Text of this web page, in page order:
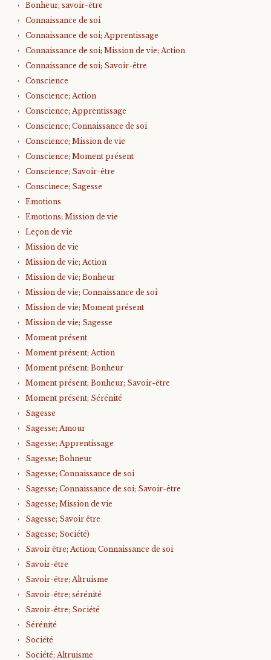
Bonheur; savoir-être
Connaissance de soi
Connaissance de soi; Apprentissage
Connaissance de soi; Mission de vie; Action
Connaissance de soi; Savoir-être
Conscience
Conscience; Action
Conscience; Apprentissage
Conscience; Connaissance de soi
Conscience; Mission de vie
Conscience; Moment présent
Conscience; Savoir-être
Conscinece; Sagesse
Emotions
Emotions; Mission de vie
Leçon de vie
Mission de vie
Mission de vie; Action
Mission de vie; Bonheur
Mission de vie; Connaissance de soi
Mission de vie; Moment présent
Mission de vie; Sagesse
Moment présent
Moment présent; Action
Moment présent; Bonheur
Moment présent; Bonheur; Savoir-être
Moment présent; Sérénité
Sagesse
Sagesse; Amour
Sagesse; Apprentissage
Sagesse; Bohneur
Sagesse; Connaissance de soi
Sagesse; Connaissance de soi; Savoir-être
Sagesse; Mission de vie
Sagesse; Savoir être
Sagesse; Société)
Savoir être; Action; Connaissance de soi
Savoir-être
Savoir-être; Altruisme
Savoir-être; sérénité
Savoir-être; Société
Sérénité
Société
Société; Altruisme